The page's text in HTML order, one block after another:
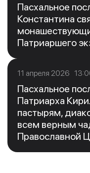
Пасхальное
Константина
Патриаршего
11 апреля 2026
Пасхальное
Патриарха
пастырям,
всем верным
Православной